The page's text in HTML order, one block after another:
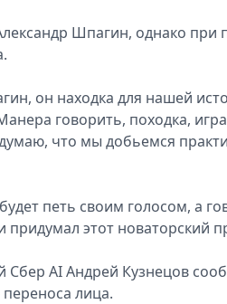
Шпагин, однако при
он нaходка для нашей
говорить, походка,
что мы добьемся
петь своим голосом, а
этот новаторский
Сбер AI Андрей Кузнецов
лица.